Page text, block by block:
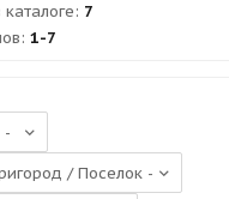
: 7
: 1-7